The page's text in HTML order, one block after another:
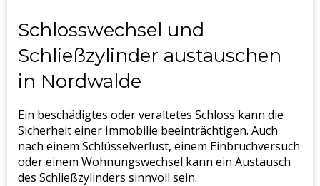
Schlosswechsel und
Schließzylinder austauschen
in Nordwalde
Ein beschädigtes oder veraltetes Schloss kann die
Sicherheit einer Immobilie beeinträchtigen. Auch
nach einem Schlüsselverlust, einem Einbruchversuch
oder einem Wohnungswechsel kann ein Austausch
des Schließzylinders sinnvoll sein.